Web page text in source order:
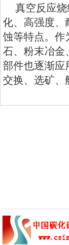
真空反应烧
化、高强度、
蚀等特点。作
石、粉末冶金
部件也逐渐应
交换、选矿、